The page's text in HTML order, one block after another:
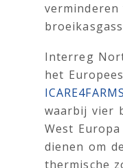
Interreg
het
ICARE4FARMS
waarbij vier
West
dienen om
thermische